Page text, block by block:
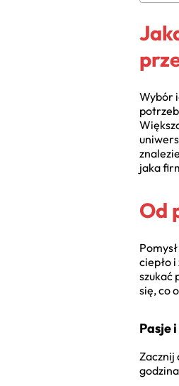
Wybór
jaka
Od
ciepło
szukać
się, co
Pasje
Zacznij